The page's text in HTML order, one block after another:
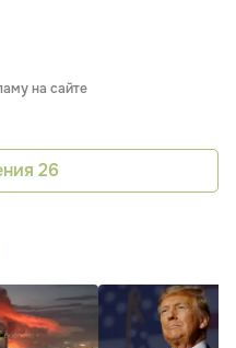
на сайте
26